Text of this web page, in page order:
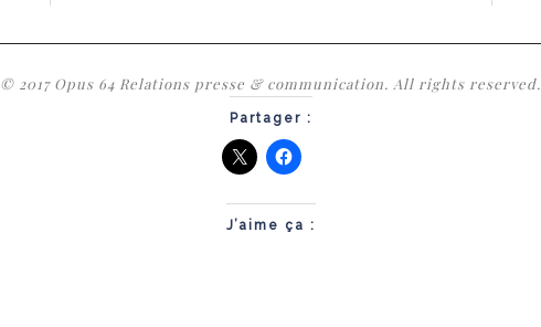
© 2017 Opus 64 Relations presse & communication. All rights reserved.
Partager :
J’aime ça :